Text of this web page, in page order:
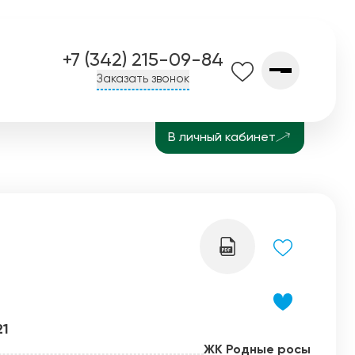
+7 (342) 215-09-84
Заказать звонок
В личный кабинет
ЖК Родные росы